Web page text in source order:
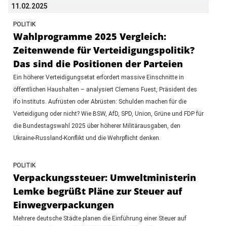
11.02.2025
POLITIK
Wahlprogramme 2025 Vergleich:
Zeitenwende für Verteidigungspolitik?
Das sind die Positionen der Parteien
Ein höherer Verteidigungsetat erfordert massive Einschnitte in
öffentlichen Haushalten – analysiert Clemens Fuest, Präsident des
ifo Instituts. Aufrüsten oder Abrüsten: Schulden machen für die
Verteidigung oder nicht? Wie BSW, AfD, SPD, Union, Grüne und FDP für
die Bundestagswahl 2025 über höherer Militärausgaben, den
Ukraine-Russland-Konflikt und die Wehrpflicht denken.
POLITIK
Verpackungssteuer: Umweltministerin
Lemke begrüßt Pläne zur Steuer auf
Einwegverpackungen
Mehrere deutsche Städte planen die Einführung einer Steuer auf